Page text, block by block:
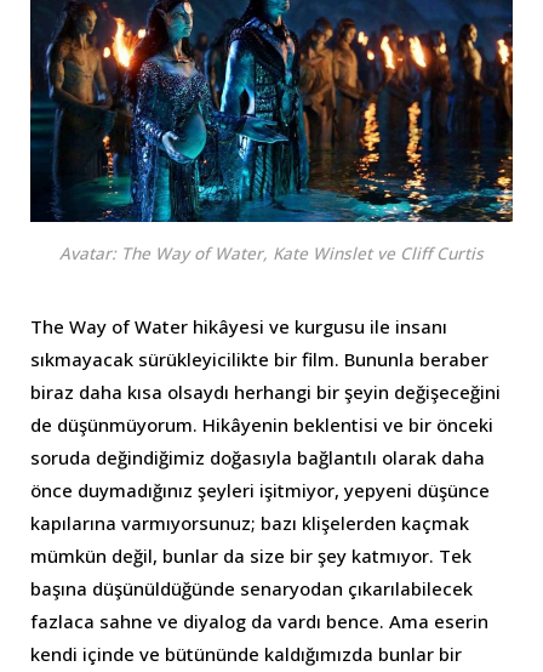
Avatar: The Way of Water, Kate Winslet ve Cliff Curtis
The Way of Water hikâyesi ve kurgusu ile insanı
sıkmayacak sürükleyicilikte bir film. Bununla beraber
biraz daha kısa olsaydı herhangi bir şeyin değişeceğini
de düşünmüyorum. Hikâyenin beklentisi ve bir önceki
soruda değindiğimiz doğasıyla bağlantılı olarak daha
önce duymadığınız şeyleri işitmiyor, yepyeni düşünce
kapılarına varmıyorsunuz; bazı klişelerden kaçmak
mümkün değil, bunlar da size bir şey katmıyor. Tek
başına düşünüldüğünde senaryodan çıkarılabilecek
fazlaca sahne ve diyalog da vardı bence. Ama eserin
kendi içinde ve bütününde kaldığımızda bunlar bir